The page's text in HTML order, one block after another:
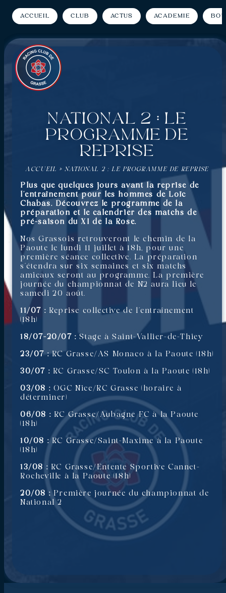
Accueil Club Actus Académie
National 2 : Le
programme de
reprise
ACCUEIL »NATIONAL 2 : LE PROGRAMME DE REPRISE
Plus que quelques jours avant la reprise de
l’entraînement pour les hommes de Loïc
Chabas. Découvrez le programme de la
préparation et le calendrier des matchs de
pré-saison du XI de la Rose.
Nos Grassois retrouveront le chemin de la
Paoute le lundi 11 juillet à 18h, pour une
première séance collective. La préparation
s’étendra sur six semaines et six matchs
amicaux seront au programme. La première
journée du championnat de N2 aura lieu le
samedi 20 août.
11/07 : Reprise collective de l’entraînement
(18h)
18/07-20/07 : Stage à Saint-Vallier-de-Thiey
23/07 :RC Grasse/AS Monaco à la Paoute (18h)
30/07 : RC Grasse/SC Toulon à la Paoute (18h)
03/08 : OGC Nice/RC Grasse (horaire à
déterminer)
06/08 : RC Grasse/Aubagne FC à la Paoute
(18h)
10/08 :RC Grasse/Saint-Maxime à la Paoute
(18h)
13/08 : RC Grasse/Entente Sportive Cannet-
Rocheville à la Paoute (18h)
20/08 : Première journée du championnat de
National 2